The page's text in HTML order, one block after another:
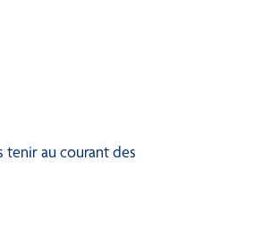
tenir au courant des